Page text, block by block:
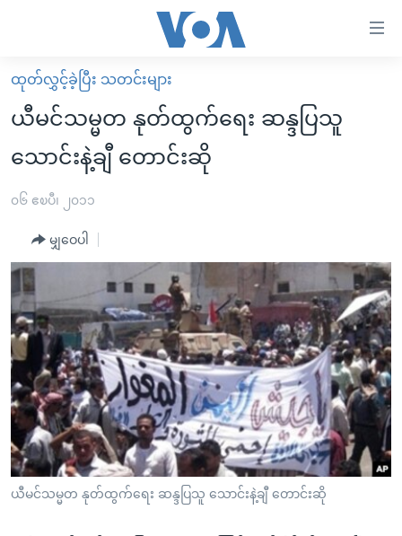
လွယ်ကူ
စေ
များ
အကြောင်းအရာ
ကျော်
ကြည့်
ရန်
ပင်မ
အ
ညွန်း
စာမျက်နှာ
သို့
မူလစာမျက်နှာ
မြန်မာ
ကမ္ဘာ့သတင်းများ
နိုင်ငံတကာ
အစ္စရေး-ပါလက်စတိုင်း
ဗွီဒီယို
ရပ်ဝန်းတခု လမ်းတခု အလွန်
အင်္ဂလိပ်စာလေ့လာမယ်
အမေရိကန်သုံးအီဒီယံ
မကြေးမုံရဲ့ အင်္ဂလိပ်စာ
ရုပ်ရှင်ထဲက အင်္ဂလိပ်စာ
သုတပဒေသာ အင်္ဂလိပ်စာ
အပတ်စဉ်ကဏ္ဍများ
ရေဒီယို
တီဗွီ
ရေဒီယိုနှင့်ရုပ်သံ အချက်အလက်များ
ရေဒီယို/တီဗွီအစီအစဉ်
Learning English
ဗွီအိုအေ လူမှုကွန်ယက်များ
ထုတ်လွှင့်ခဲ့ပြီး သတင်းများ
ယီမင်သမ္မတ နုတ်ထွက်ရေး ဆန္ဒပြသူ
သောင်းနဲ့ချီ တောင်းဆို
၀၆ ဧၿပီ၊ ၂၀၁၁
မျှဝေပါ
ယီမင်သမ္မတ နုတ်ထွက်ရေး ဆန္ဒပြသူ သောင်းနဲ့ချီ တောင်းဆို